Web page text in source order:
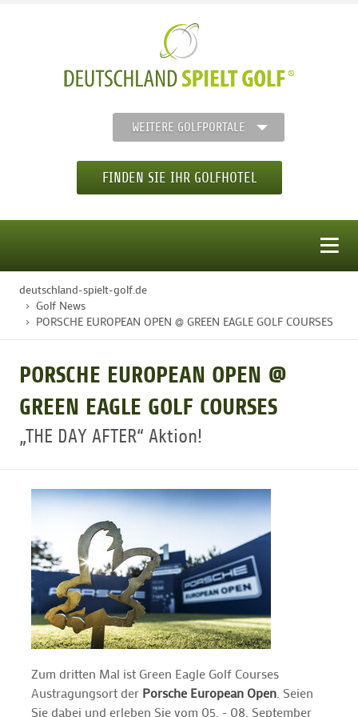
WEITERE GOLFPORTALE
FINDEN SIE IHR GOLFHOTEL
STARTSEITE
GOLFARRANGEMENTS
GOLF & WOMO
MALLORCA GOLFWOCHE
GOLF NEWS
deutschland-spielt-golf.de
Golf News
PORSCHE EUROPEAN OPEN @ GREEN EAGLE GOLF COURSES
PORSCHE EUROPEAN OPEN @
GREEN EAGLE GOLF COURSES
„THE DAY AFTER“ Aktion!
Zum dritten Mal ist Green Eagle Golf Courses
Austragungsort der Porsche European Open . Seien
Sie dabei und erleben Sie vom 05. - 08. September